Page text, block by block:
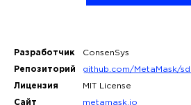
Разработчик ConsenSys
Репозиторий github.com/MetaMask/
Лицензия MIT License
Сайт metamask.io